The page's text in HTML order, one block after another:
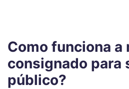
Como funciona a
consignado para
público?